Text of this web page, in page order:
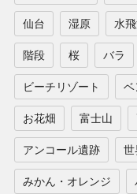
仙台 湿原 水
階段 桜 バラ
ビーチリゾート ベ
お花畑 富士山
アンコール遺跡 世
みかん・オレンジ